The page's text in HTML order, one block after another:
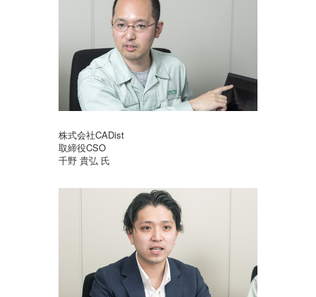
株式会社CADist
取締役CSO
千野 貴弘 氏